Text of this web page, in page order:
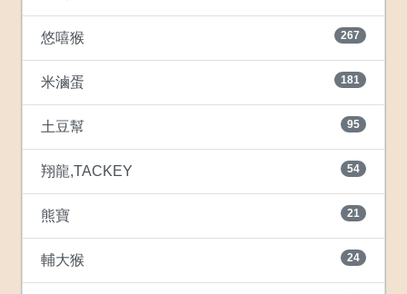
悠嘻猴 267
米滷蛋 181
土豆幫 95
翔龍,TACKEY 54
熊寶 21
輔大猴 24